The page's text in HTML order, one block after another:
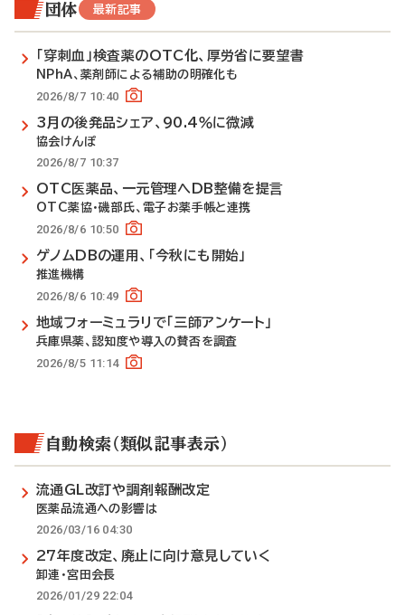
団体 最新記事
「穿刺血」検査薬のOTC化、厚労省に要望書
NPhA、薬剤師による補助の明確化も
2026/8/7 10:40
3月の後発品シェア、90.4％に微減
協会けんぽ
2026/8/7 10:37
OTC医薬品、一元管理へDB整備を提言
OTC薬協・磯部氏、電子お薬手帳と連携
2026/8/6 10:50
ゲノムDBの運用、「今秋にも開始」
推進機構
2026/8/6 10:49
地域フォーミュラリで「三師アンケート」
兵庫県薬、認知度や導入の賛否を調査
2026/8/5 11:14
自動検索（類似記事表示）
流通GL改訂や調剤報酬改定
医薬品流通への影響は
2026/03/16 04:30
27年度改定、廃止に向け意見していく
卸連・宮田会長
2026/01/29 22:04